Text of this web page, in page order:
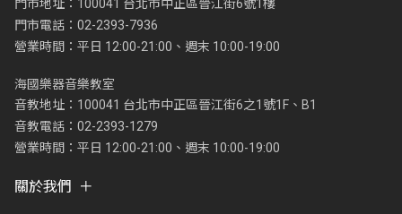
門市地址：100041 台北市中正區晉江街6號1樓
門市電話：02-2393-7936
營業時間：平日 12:00-21:00、週末 10:00-19:00
海國樂器音樂教室
音教地址：100041 台北市中正區晉江街6之1號1F、B1
音教電話：02-2393-1279
營業時間：平日 12:00-21:00、週末 10:00-19:00
關於我們